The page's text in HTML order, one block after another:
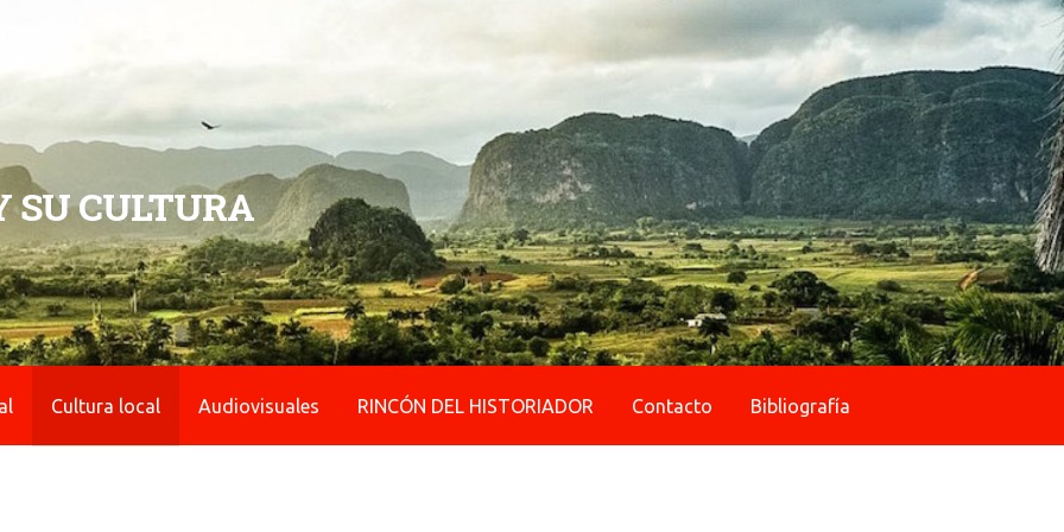
SU CULTURA
Cultura local Audiovisuales RINCÓN DEL HISTORIADOR Contacto Bibliografía